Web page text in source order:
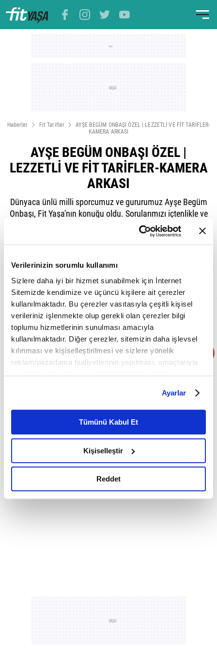
Verilerinizin sorumlu kullanımı
Sizlere daha iyi bir hizmet sunabilmek için İnternet
Sitemizde kendimize ve üçüncü kişilere ait çerezler
kullanılmaktadır. Bu çerezler vasıtasıyla çeşitli kişisel
verileriniz işlenmekte olup gerekli olan çerezler bilgi
toplumu hizmetlerinin sunulması amacıyla
kullanılmaktadır. Diğer çerezler, sitemizin daha işlevsel
kılınması ve kişiselleştirilmesi ve sizlere yönelik
reklam/pazarlama faaliyetlerinin yapılması, amaçlarıyla
sınırlı olarak açık rızanız dahilinde kullanılacaktır.
belirleyebilirsiniz. Çerezlere ilişkin detaylı bilgi için
Ayarlar butonuna tıklayabilir,Çerez Bilgilendirme
Metnimizi ziyaret edebilirsiniz.
6698 sayılı Kişisel Verilerin Korunması Kanunu uyarınca
okumak ve sitemizi ziyaretiniz kapsamında
gerçekleştirilen veri işleme faaliyetleri ile ilgili daha
detaylı bilgi almak için lütfentıklayınız.
Ayarlar
Tümünü Kabul Et
Kişiselleştir
Reddet
Haberler Fit Tarifler
AYŞE BEGÜM ONBAŞI ÖZEL | LEZZETLİ VE FİT TARİFLER-
KAMERA ARKASI
AYŞE BEGÜM ONBAŞI ÖZEL |
LEZZETLİ VE FİT TARİFLER-KAMERA
ARKASI
Dünyaca ünlü milli sporcumuz ve gururumuz Ayşe Begüm
Onbaşı, Fit Yaşa'nın konuğu oldu. Sorularımızı içtenlikle ve
tüm samimiyeti ile yanıtlayan Onbaşı, bu sırada mutfaktaki
meziyetlerini de gösterip iki fit tarif hazırladı. Ortaya
Fit Tarifler Haberleri
👉🏼 HABERİN VİDEOSUNU İZLEMEK İÇİN TIKLAYIN...